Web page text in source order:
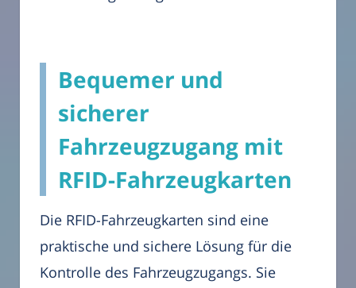
Bequemer und
sicherer
Fahrzeugzugang mit
RFID-Fahrzeugkarten
Die RFID-Fahrzeugkarten sind eine
praktische und sichere Lösung für die
Kontrolle des Fahrzeugzugangs. Sie